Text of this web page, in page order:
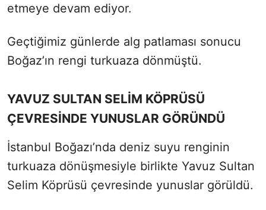
etmeye devam ediyor.
Geçtiğimiz günlerde alg patlaması sonucu
Boğaz’ın rengi turkuaza dönmüştü.
YAVUZ SULTAN SELİM KÖPRÜSÜ
ÇEVRESİNDE YUNUSLAR GÖRÜNDÜ
İstanbul Boğazı’nda deniz suyu renginin
turkuaza dönüşmesiyle birlikte Yavuz Sultan
Selim Köprüsü çevresinde yunuslar görüldü.